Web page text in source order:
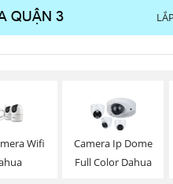
Wifi
Camera Ip Dome
Full Color Dahua